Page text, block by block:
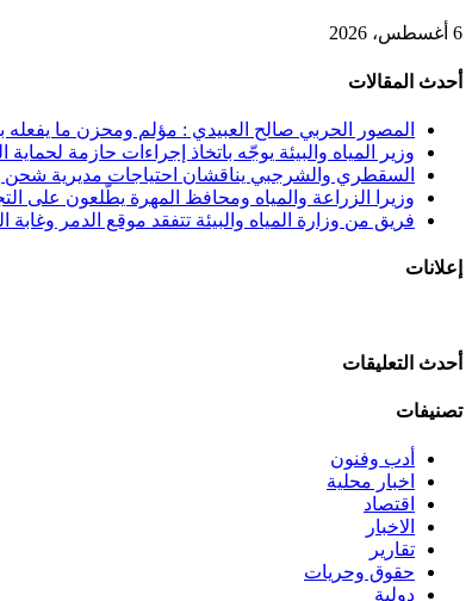
6 أغسطس، 2026
أحدث المقالات
المصور الحربي صالح العبيدي : مؤلم ومحزن ما يفعله
وزير المياه والبيئة يوجّه باتخاذ إجراءات حازمة لحماية
السقطري والشرجبي يناقشان احتياجات مديرية شحن
وزيرا الزراعة والمياه ومحافظ المهرة يطّلعون على
فريق من وزارة المياه والبيئة تتفقد موقع الدمر وغابة
إعلانات
أحدث التعليقات
تصنيفات
أدب وفنون
اخبار محلية
اقتصاد
الاخبار
تقارير
حقوق وحريات
دولية